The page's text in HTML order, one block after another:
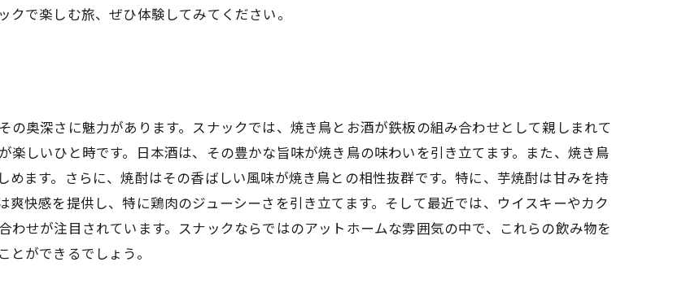
で楽しむ旅、ぜひ体験してみてください。
の奥深さに魅力があります。スナックでは、焼き鳥とお酒が鉄板の組み合わせとして親しまれて
楽しいひと時です。日本酒は、その豊かな旨味が焼き鳥の味わいを引き立てます。また、焼き鳥
めます。さらに、焼酎はその香ばしい風味が焼き鳥との相性抜群です。特に、芋焼酎は甘みを持
爽快感を提供し、特に鶏肉のジューシーさを引き立てます。そして最近では、ウイスキーやカク
わせが注目されています。スナックならではのアットホームな雰囲気の中で、これらの飲み物を
ができるでしょう。